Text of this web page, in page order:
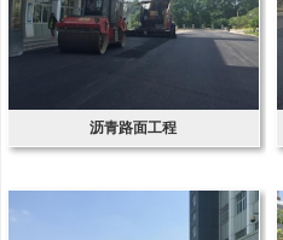
沥青路面工程